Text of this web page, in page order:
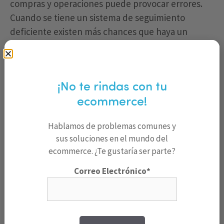
compras y operaciones puede provocar errores.
Cuando se tiene un sistema de seguimiento
deficiente existen más chances que haya un
inmovilizado o exceso de stock por una serie de
razones que no se pueden controlar:
mercado cae, debido a crisis del
capitalismo o la pandemia del coronavirus,
por ejemplo, las necesidades y las
demandas de las personas pueden cambiar
Los ingresos disponibles se agotan y, a menos de
¡No te rindas con tu
ecommerce!
Hablamos de problemas comunes y
sus soluciones en el mundo del
ecommerce. ¿Te gustaría ser parte?
Correo Electrónico*